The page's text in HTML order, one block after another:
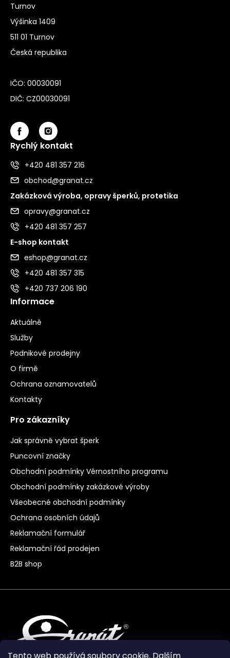
Turnov
Výšinka 1409
511 01 Turnov
Česká republika
IČO: 00030091
DIČ: CZ00030091
Rychlý kontakt
+420 481 357 216
obchod@granat.cz
Zakázková výroba, opravy šperků, protetika
opravy@granat.cz
+420 481 357 257
E-shop kontakt
eshop@granat.cz
+420 481 357 315
+420 737 206 190
Informace
Aktuálně
Služby
Podnikové prodejny
O firmě
Ochrana oznamovatelů
Kontakty
Pro zákazníky
Jak správně vybrat šperk
Puncovní značky
Obchodní podmínky Věrnostního programu
Obchodní podmínky zakázkové výroby
Všeobecné obchodní podmínky
Ochrana osobních údajů
Reklamační formulář
Reklamační řád prodejen
B2B shop